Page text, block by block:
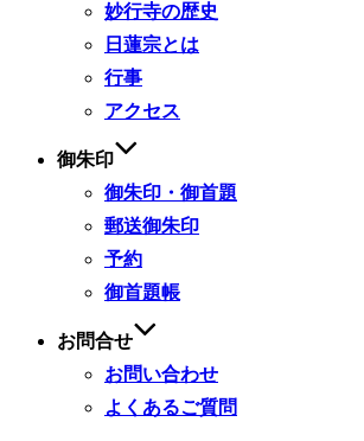
妙行寺の歴史
日蓮宗とは
行事
アクセス
御朱印
御朱印・御首題
郵送御朱印
予約
御首題帳
お問合せ
お問い合わせ
よくあるご質問